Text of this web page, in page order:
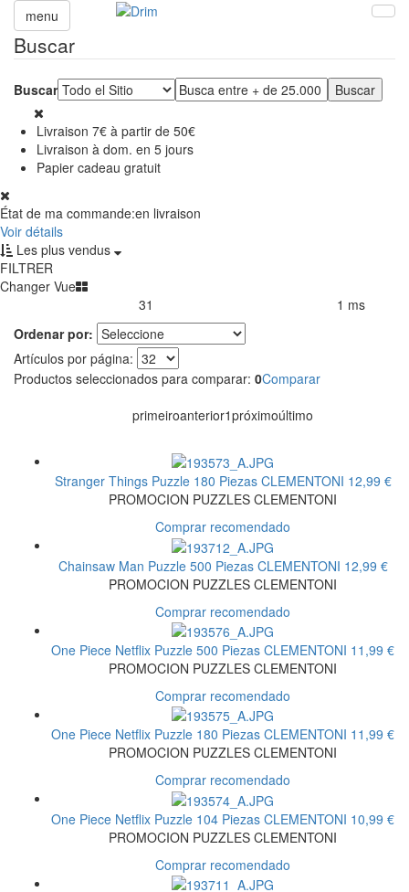
menu
Buscar
Buscar
Livraison 7€ à partir de 50€
Livraison à dom. en 5 jours
Papier cadeau gratuit
État de ma commande:en livraison
Voir détails
Les plus vendus
FILTRER
Changer Vue
31
1 ms
Ordenar por:
Artículos por página:
Productos seleccionados para comparar: 0Comparar
primeiroanterior1próximoúltimo
Stranger Things Puzzle 180 Piezas CLEMENTONI 12,99 €
PROMOCION PUZZLES CLEMENTONI
Comprar recomendado
Chainsaw Man Puzzle 500 Piezas CLEMENTONI 12,99 €
PROMOCION PUZZLES CLEMENTONI
Comprar recomendado
One Piece Netflix Puzzle 500 Piezas CLEMENTONI 11,99 €
PROMOCION PUZZLES CLEMENTONI
Comprar recomendado
One Piece Netflix Puzzle 180 Piezas CLEMENTONI 11,99 €
PROMOCION PUZZLES CLEMENTONI
Comprar recomendado
One Piece Netflix Puzzle 104 Piezas CLEMENTONI 10,99 €
PROMOCION PUZZLES CLEMENTONI
Comprar recomendado